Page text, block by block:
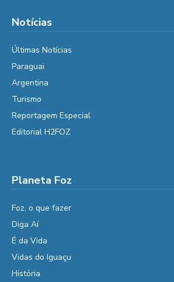
Notícias
Últimas Notícias
Paraguai
Argentina
Turismo
Reportagem Especial
Editorial H2FOZ
Planeta Foz
Foz, o que fazer
Diga Aí
É da Vida
Vidas do Iguaçu
História